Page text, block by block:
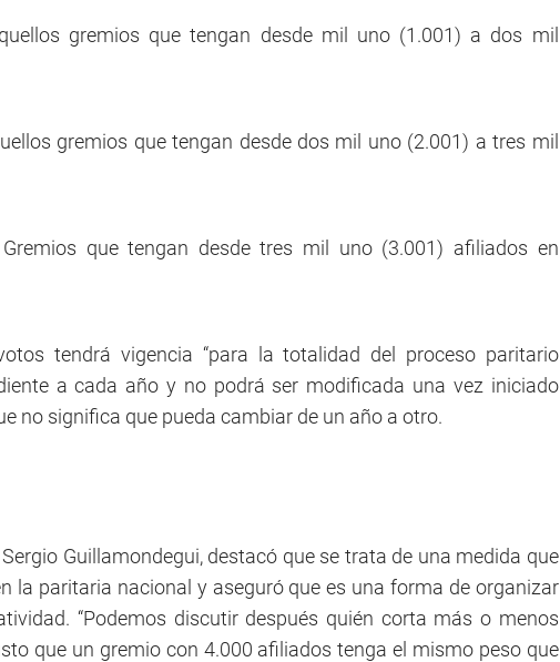
gremios que tengan desde mil uno (1.001) a dos mil
gremios que tengan desde dos mil uno (2.001) a tres mil
que tengan desde tres mil uno (3.001) afiliados en
tendrá vigencia “para la totalidad del proceso paritario
a cada año y no podrá ser modificada una vez iniciado
no significa que pueda cambiar de un año a otro.
Guillamondegui, destacó que se trata de una medida que
la paritaria nacional y aseguró que es una forma de organizar
“Podemos discutir después quién corta más o menos
que un gremio con 4.000 afiliados tenga el mismo peso que